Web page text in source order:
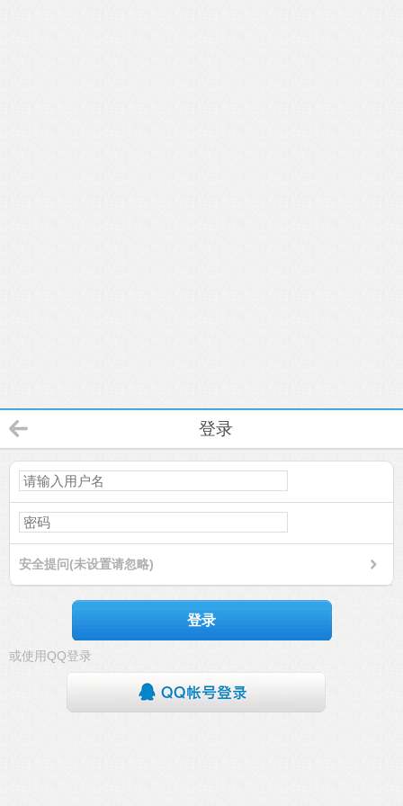
登录
安全提问(未设置请忽略)
登录
或使用QQ登录